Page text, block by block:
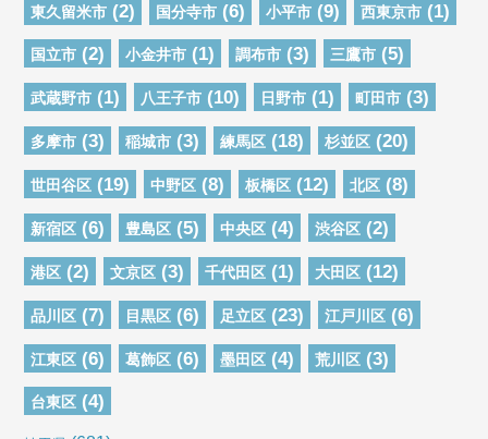
東久留米市 (2) 国分寺市 (6) 小平市 (9) 西東京市 (1)
国立市 (2) 小金井市 (1) 調布市 (3) 三鷹市 (5)
武蔵野市 (1) 八王子市 (10) 日野市 (1) 町田市 (3)
多摩市 (3) 稲城市 (3) 練馬区 (18) 杉並区 (20)
世田谷区 (19) 中野区 (8) 板橋区 (12) 北区 (8)
新宿区 (6) 豊島区 (5) 中央区 (4) 渋谷区 (2)
港区 (2) 文京区 (3) 千代田区 (1) 大田区 (12)
品川区 (7) 目黒区 (6) 足立区 (23) 江戸川区 (6)
江東区 (6) 葛飾区 (6) 墨田区 (4) 荒川区 (3)
台東区 (4)